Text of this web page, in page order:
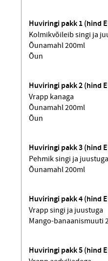
Huviringi pakk 1 (hind
Kolmikvõileib singi ja
Õunamahl 200ml
Õun
Huviringi pakk 2 (hind
Vrapp kanaga
Õunamahl 200ml
Õun
Huviringi pakk 3 (hind
Pehmik singi ja juustuga
Õunamahl 200ml
Huviringi pakk 4 (hind
Vrapp singi ja juustuga
Mango-banaanismuuti
Huviringi pakk 5 (hind